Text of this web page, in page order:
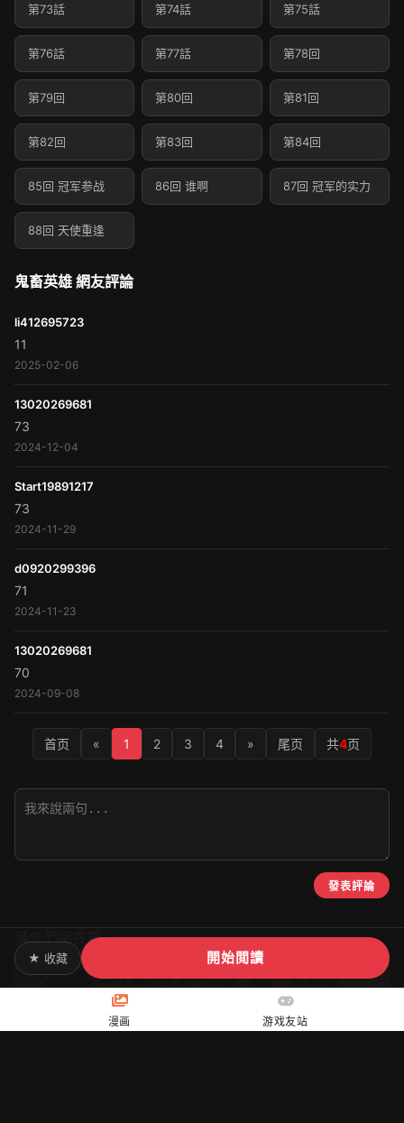
第73話 第74話 第75話
第76話 第77話 第78回
第79回 第80回 第81回
第82回 第83回 第84回
85回 冠军参战 86回 谁啊 87回 冠军的实力
88回 天使重逢
鬼畜英雄 網友評論
li412695723
11
2025-02-06
13020269681
73
2024-12-04
Start19891217
73
2024-11-29
d0920299396
71
2024-11-23
13020269681
70
2024-09-08
首页 « 1 2 3 4 » 尾页 共4页
發表評論
骚年們都在看
★ 收藏 開始閲讀
漫画 游戏友站